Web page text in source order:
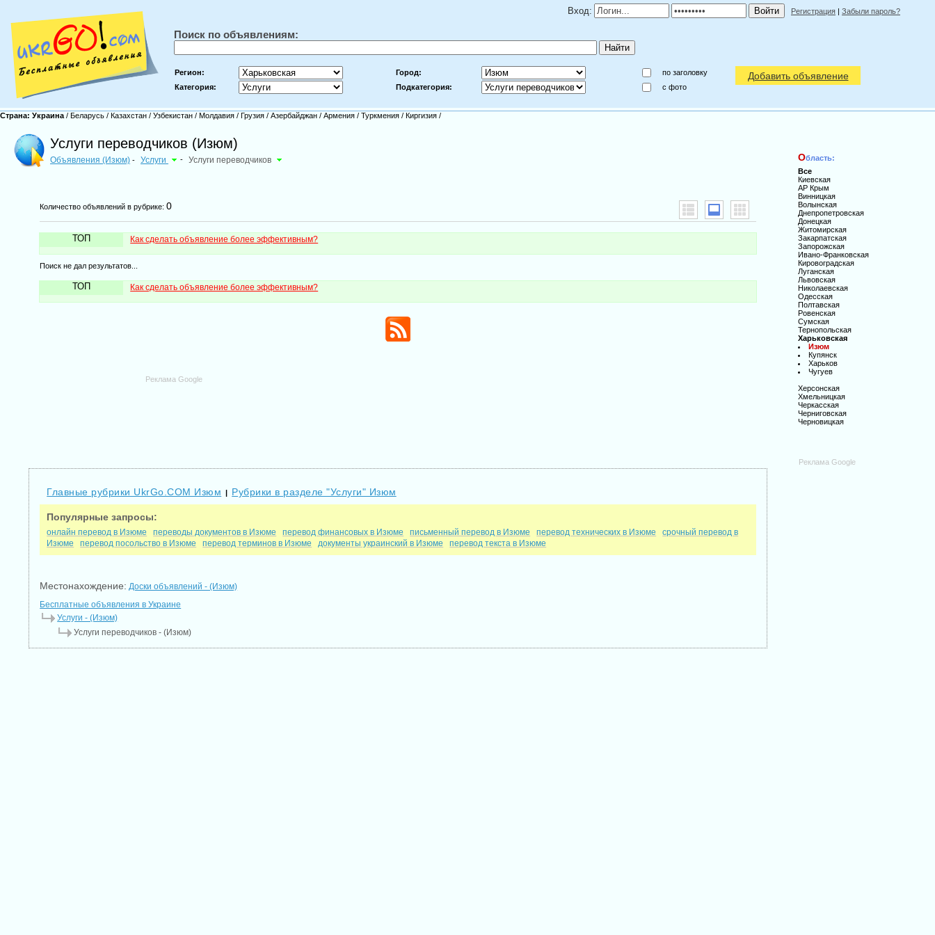
Вход: Регистрация | Забыли пароль?
Поиск по объявлениям:
Регион: Город:
по заголовку
Категория:
Подкатегория: c фото
Добавить объявление
Страна: Украина / Беларусь / Казахстан / Узбекистан / Молдавия / Грузия / Азербайджан / Армения / Туркмения / Киргизия /
Услуги переводчиков (Изюм)
Объявления (Изюм) - Услуги - Услуги переводчиков
Количество объявлений в рубрике:0
ТОП Как сделать объявление более эффективным?
Поиск не дал результатов...
ТОП Как сделать объявление более эффективным?
Реклама Google
Главные рубрики UkrGo.COM Изюм | Рубрики в разделе "Услуги" Изюм
Популярные запросы:
онлайн перевод в Изюме переводы документов в Изюме перевод финансовых в Изюме письменный перевод в Изюме перевод технических в Изюме
срочный перевод в
Изюме
перевод посольство в Изюме перевод терминов в Изюме документы украинский в Изюме перевод текста в Изюме
Местонахождение: Доски объявлений - (Изюм)
Бесплатные объявления в Украине
Услуги - (Изюм)
Услуги переводчиков - (Изюм)
Область:
Все
Киевская
АР Крым
Винницкая
Волынская
Днепропетровская
Донецкая
Житомирская
Закарпатская
Запорожская
Ивано-Франковская
Кировоградская
Луганская
Львовская
Николаевская
Одесская
Полтавская
Ровенская
Сумская
Тернопольская
Харьковская
Изюм
Купянск
Харьков
Чугуев
Херсонская
Хмельницкая
Черкасская
Черниговская
Черновицкая
Реклама Google